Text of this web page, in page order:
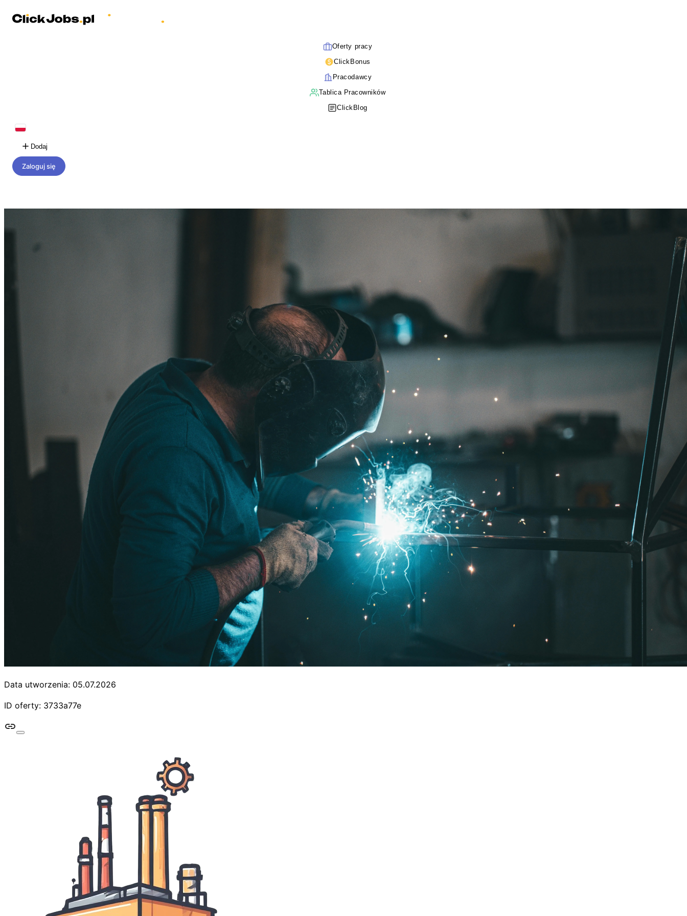
Oferty pracy
ClickBonus
Pracodawcy
Tablica Pracowników
ClickBlog
Dodaj
Zaloguj się
Data utworzenia: 05.07.2026
ID oferty: 3733a77e